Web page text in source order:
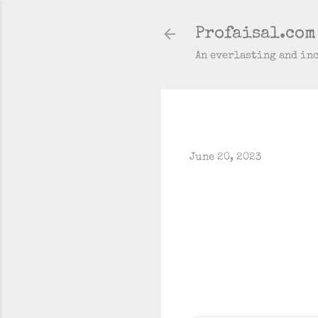
Profaisal.com
An everlasting and
June 20, 2023